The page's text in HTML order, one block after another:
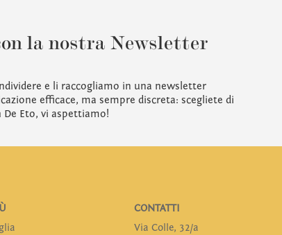
la nostra Newsletter
e li raccogliamo in una newsletter
efficace, ma sempre discreta: scegliete di
Eto, vi aspettiamo!
CONTATTI
Via Colle, 32/a